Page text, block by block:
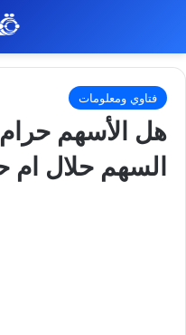
فتاوي ومعلومات
هل الأسهم
السهم حلال ام